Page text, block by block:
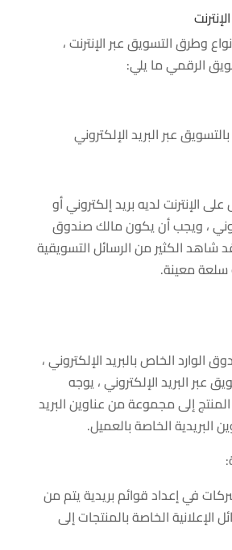
وطرق التسويق عبر الإنترنت ،
الرقمي ما يلي:
عبر البريد الإلكتروني
الإنترنت لديه بريد إلكتروني أو
، ويجب أن يكون مالك صندوق
قد شاهد الكثير من الرسائل التسويقية
سلعة معينة.
الوارد الخاص بالبريد الإلكتروني ،
عبر البريد الإلكتروني ، يوجه
إلى مجموعة من عناوين البريد
البريدية الخاصة بالعميل.
في إعداد قوائم بريدية يتم من
الإعلانية الخاصة بالمنتجات إلى